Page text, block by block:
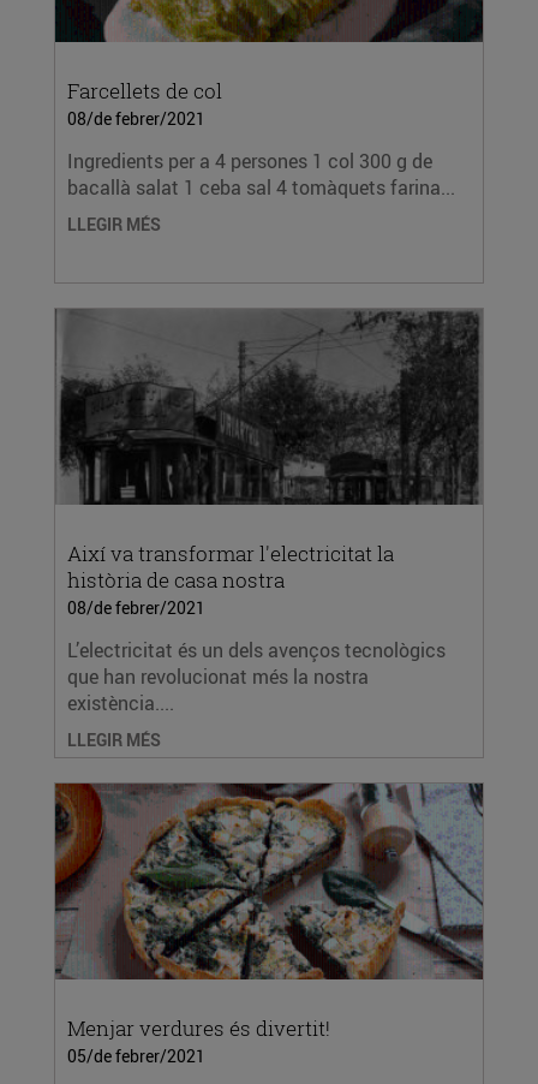
Farcellets de col
08/de febrer/2021
Ingredients per a 4 persones 1 col 300 g de
bacallà salat 1 ceba sal 4 tomàquets farina...
LLEGIR MÉS
Així va transformar l'electricitat la
història de casa nostra
08/de febrer/2021
L’electricitat és un dels avenços tecnològics
que han revolucionat més la nostra
existència....
LLEGIR MÉS
Menjar verdures és divertit!
05/de febrer/2021